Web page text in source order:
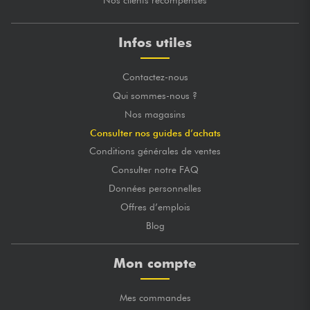
Infos utiles
Contactez-nous
Qui sommes-nous ?
Nos magasins
Consulter nos guides d’achats
Conditions générales de ventes
Consulter notre FAQ
Données personnelles
Offres d’emplois
Blog
Mon compte
Mes commandes